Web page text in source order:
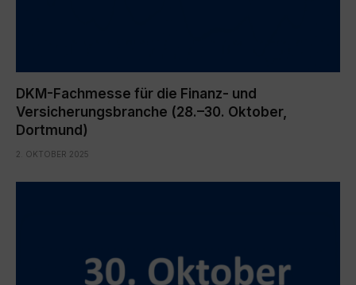
DKM-Fachmesse für die Finanz- und
Versicherungsbranche (28.–30. Oktober,
Dortmund)
2. OKTOBER 2025